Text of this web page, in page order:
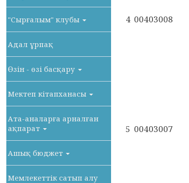
"Сырғалым" клубы
Адал ұрпақ
Өзін - өзі басқару
Мектеп кітапханасы
Ата-аналарға арналған
ақпарат
Ашық бюджет
Мемлекеттік сатып алу
4 00403008
5 00403007